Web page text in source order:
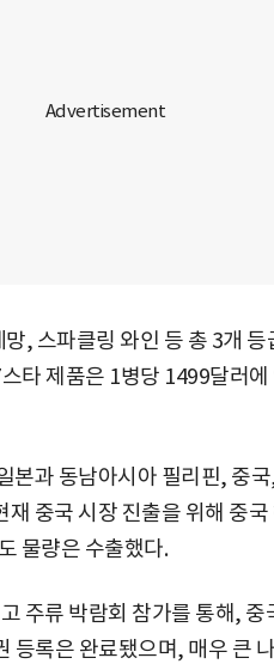
, 스파클링 와인 등 총 3개 등
타 제품은 1병당 1499달러
본과 동남아시아 필리핀, 중
중국 시장 진출을 위해 중
물량은 수출했다.
주류 박람회 참가를 통해, 중
등록은 완료됐으며, 매우 큰